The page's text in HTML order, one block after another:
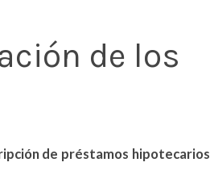
de los
de préstamos hipotecarios